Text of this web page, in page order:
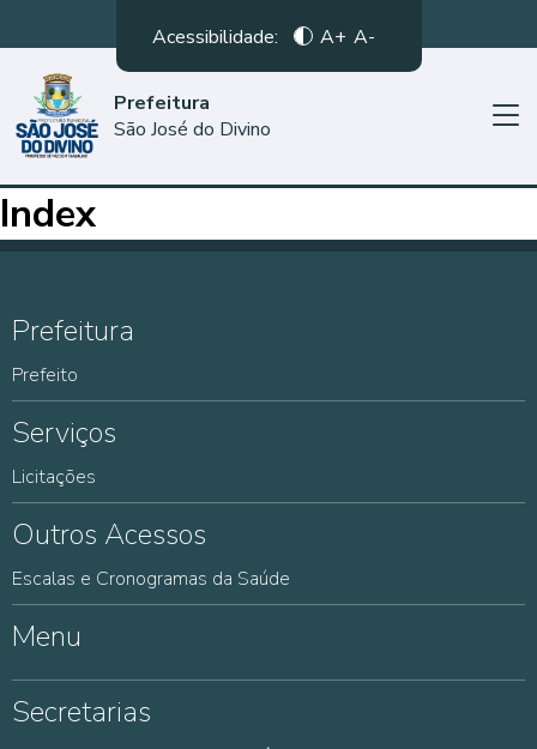
Acessibilidade: A+ A-
Prefeitura
São José do Divino
Index
Prefeitura
Prefeito
Serviços
Licitações
Outros Acessos
Escalas e Cronogramas da Saúde
Menu
Secretarias